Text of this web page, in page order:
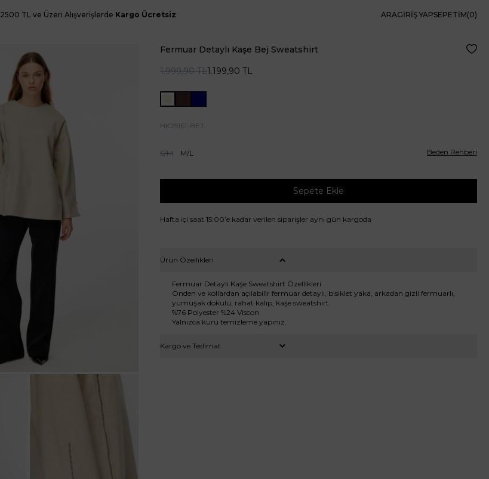
2500 TL ve Üzeri Alışverişlerde Kargo Ücretsiz ARAGIRIŞ YAPSEPETIM(0)
Fermuar Detaylı Kaşe Bej Sweatshirt
1.999,90TL1.199,90 TL
HK25161-BEJ
Beden Rehberi
S/M M/L
Sepete Ekle
Hafta içi saat 15:00’e kadar verilen siparişler aynı gün kargoda
Ürün Özellikleri
Fermuar Detaylı Kaşe Sweatshirt Özellikleri
Önden ve kollardan açılabilir fermuar detaylı, bisiklet yaka, arkadan gizli fermuarlı,
yumuşak dokulu, rahat kalıp, kaşe sweatshirt.
%76 Polyester %24 Viscon
Yalnızca kuru temizleme yapınız.
Kargo ve Teslimat